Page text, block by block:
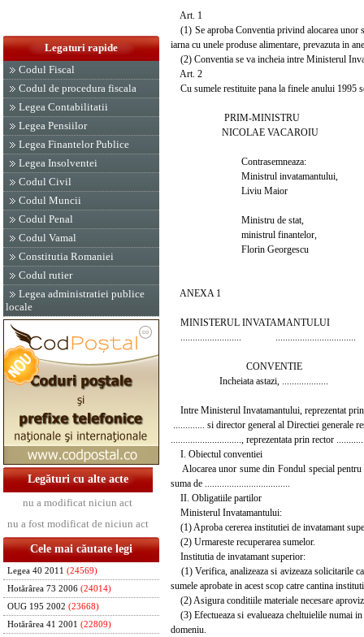
Legaturi rapide
Codul Fiscal
Codul de procedura fiscala
Legea Contabilitatii
Legea Pensiilor
Legea Finantelor Publice
Legea Insolventei
Codul Civil
Codul Muncii
Codul Penal
Codul Vamal
Constitutia Romaniei
Codul rutier
Legea administratiei publice
locale
Legături cu alte acte
nu a modificat niciun act
nu a fost modificat de niciun act
Cele mai căutate legi
Legea 40 2011 (24569)
Hotărârea 73 2006 (24014)
OUG 195 2002 (23668)
Hotărârea 41 2001 (22809)
Art. 1
(1) Se aproba Conventia privind alocarea unor
iarna cu unele produse alimentare, prevazuta in
(2) Conventia se va incheia intre Ministerul
Art. 2
Cu sumele restituite pana la finele anului 1995
PRIM-MINISTRU
NICOLAE VACAROIU
Contrasemneaza:
Ministrul invatamantului,
Liviu Maior
Ministru de stat,
ministrul finantelor,
Florin Georgescu
ANEXA 1
MINISTERUL INVATAMANTULUI
CONVENTIE
Incheiata astazi, ...................
Intre Ministerul Invatamantului, reprezentat prin
............. si director general al Directiei generale
............................., reprezentata prin rector
I. Obiectul conventiei
Alocarea unor sume din Fondul special pentru
suma de ...................................
II. Obligatiile partilor
Ministerul Invatamantului:
(1) Aproba cererea institutiei de invatamant
(2) Urmareste recuperarea sumelor.
Institutia de invatamant superior:
(1) Verifica, analizeaza si avizeaza solicitarile
sumele aprobate in acest scop catre cantina
(2) Asigura conditiile materiale necesare
(3) Efectueaza si evalueaza cheltuielile numai
domeniu.